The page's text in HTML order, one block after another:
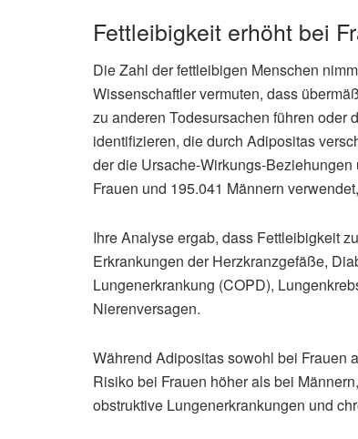
Fettleibigkeit erhöht bei
Die Zahl der fettleibigen Menschen
Wissenschaftler vermuten, dass
zu anderen Todesursachen führen oder
identifizieren, die durch Adipositas
der die Ursache-Wirkungs-
Frauen und 195.041 Männern
Ihre Analyse ergab, dass Fettleibigkeit
Erkrankungen der Herzkranzgefäße,
Lungenerkrankung (COPD),
Nierenversagen.
Während Adipositas sowohl bei Frauen
Risiko bei Frauen höher als bei
obstruktive Lungenerkrankungen und